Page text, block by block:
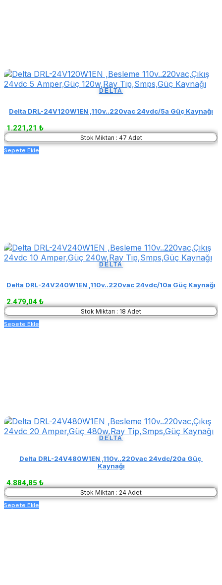
DELTA
Delta DRL-24V120W1EN ,110v..220vac 24vdc/5a Güç Kaynağı
1.221,21 ₺
Stok Miktarı : 47 Adet
Sepete Ekle
DELTA
Delta DRL-24V240W1EN ,110v..220vac 24vdc/10a Güç Kaynağı
2.479,04 ₺
Stok Miktarı : 18 Adet
Sepete Ekle
DELTA
Delta DRL-24V480W1EN ,110v..220vac 24vdc/20a Güç
Kaynağı
4.884,85 ₺
Stok Miktarı : 24 Adet
Sepete Ekle